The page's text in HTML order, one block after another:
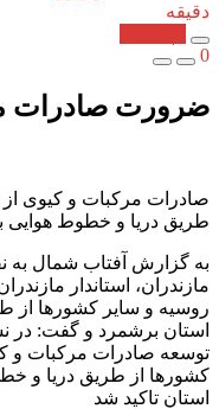
دقیقه
0
ضرورت صادرات
صادرات مرکبات و کیوی از
طریق دریا و خطوط هوایی
به گزارش آفتاب شمال به
مازندران، استاندار
روسیه و سایر کشور‌ها از
استان برشمرد و گفت: در
توسعه صادرات مرکبات و
کشور‌ها از طریق دریا و
استان تاکید شد